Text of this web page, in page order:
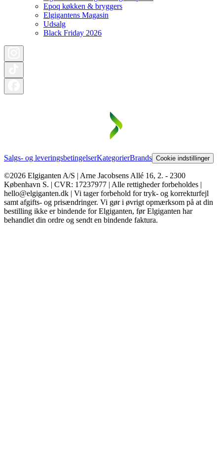
Epoq køkken & bryggers
Elgigantens Magasin
Udsalg
Black Friday 2026
Salgs- og leveringsbetingelserKategorierBrands Cookie indstillinger
©2026 Elgiganten A/S | Arne Jacobsens Allé 16, 2. - 2300
København S. | CVR: 17237977 | Alle rettigheder forbeholdes |
hello@elgiganten.dk | Vi tager forbehold for tryk- og korrekturfejl
samt afgifts- og prisændringer. Vi gør i øvrigt opmærksom på at din
bestilling ikke er bindende for Elgiganten, før Elgiganten har
behandlet din ordre og sendt en bindende faktura.